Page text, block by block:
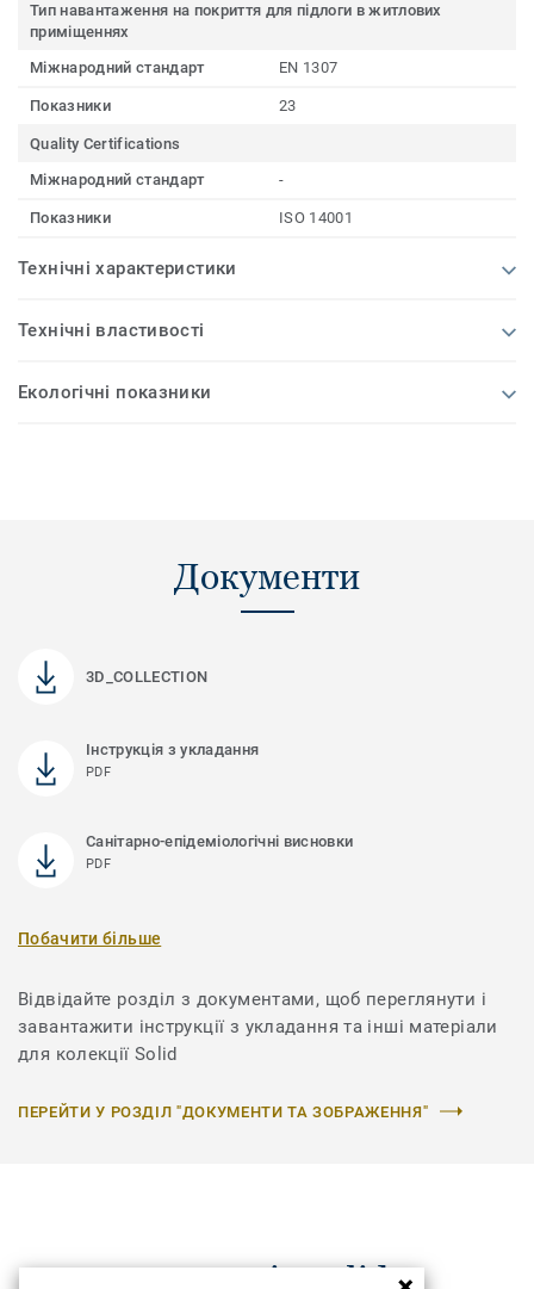
Тип навантаження на покриття для підлоги в житлових
приміщеннях
Міжнародний стандарт
EN 1307
Показники 23
Quality Certifications
Міжнародний стандарт
-
Показники ISO 14001
Технічні характеристики
Технічні властивості
Екологічні показники
Документи
3D_COLLECTION
Інструкція з укладання
PDF
Санітарно-епідеміологічні висновки
PDF
Побачити більше
Відвідайте розділ з документами, щоб переглянути і
завантажити інструкції з укладання та інші матеріали
для колекції Solid
ПЕРЕЙТИ У РОЗДІЛ "ДОКУМЕНТИ ТА ЗОБРАЖЕННЯ"
Колекція Solid